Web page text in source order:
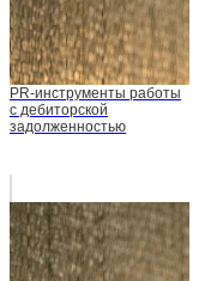
PR-инструменты работы
с дебиторской
задолженностью